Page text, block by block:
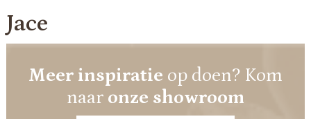
Jace
Meer inspiratie op doen? Kom
naar onze showroom